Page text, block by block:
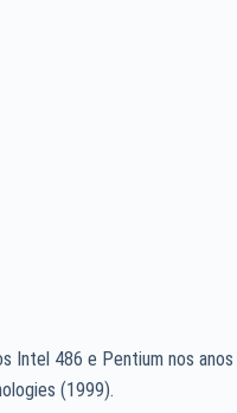
486 e Pentium nos anos
(1999).